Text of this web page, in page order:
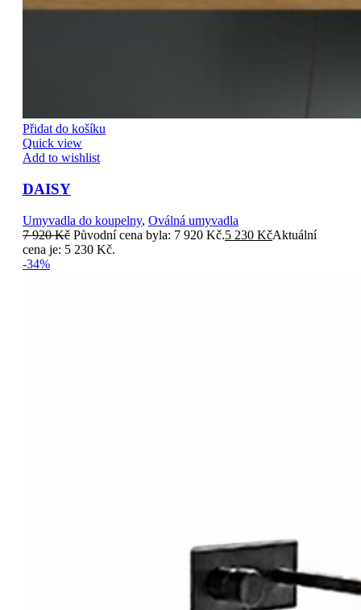
Přidat do košíku
Quick view
Add to wishlist
DAISY
Umyvadla do koupelny, Oválná umyvadla
7 920Kč Původní cena byla: 7 920 Kč.5 230 KčAktuální
cena je: 5 230 Kč.
-34%